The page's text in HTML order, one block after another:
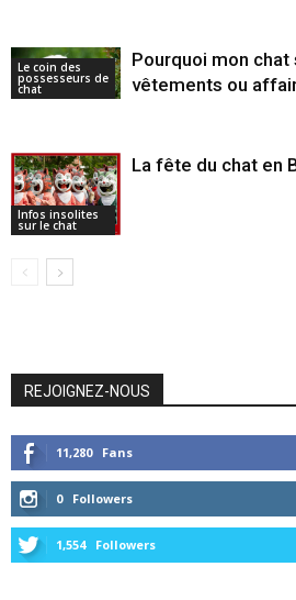
Le coin des
possesseurs de
chat
Pourquoi mon chat
vêtements ou
Infos insolites
sur le chat
La fête du chat en
REJOIGNEZ-NOUS
11,280 Fans
0 Followers
1,554 Followers